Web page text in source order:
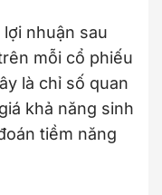
nhuận sau
mỗi cổ phiếu
là chỉ số quan
khả năng sinh
tiềm năng